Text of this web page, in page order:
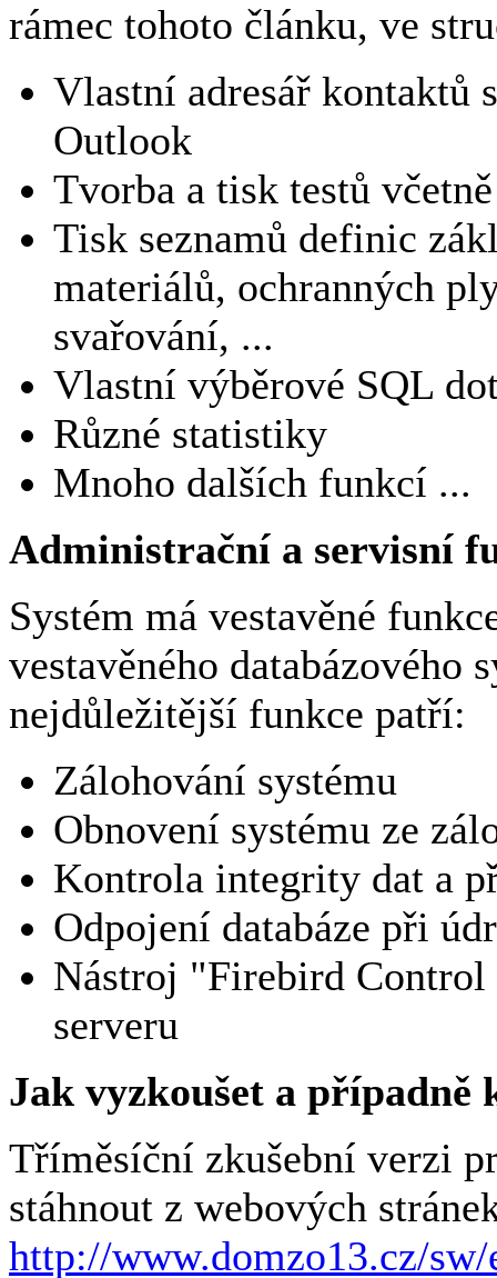
rámec tohoto článku, ve
Vlastní adresář kontaktů
Outlook
Tvorba a tisk testů
Tisk seznamů definic
materiálů, ochranných
svařování, ...
Vlastní výběrové SQL
Různé statistiky
Mnoho dalších funkcí ...
Administrační a servisní
Systém má vestavěné
vestavěného
nejdůležitější funkce patří:
Zálohování systému
Obnovení systému ze
Kontrola integrity dat a
Odpojení databáze při
Nástroj "Firebird
serveru
Jak vyzkoušet a
Tříměsíční zkušební verzi
stáhnout z webových
http://www.domzo13.cz/